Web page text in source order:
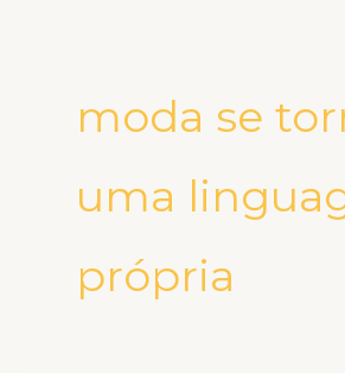
moda se
uma
própria